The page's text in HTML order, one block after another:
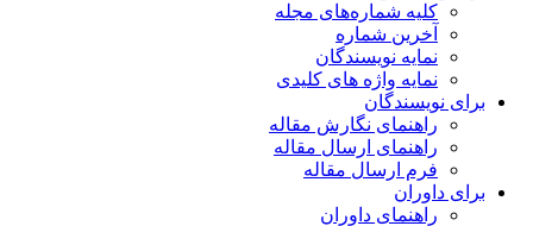
کلیه شماره‌های مجله
آخرین شماره
نمایه نویسندگان
نمایه واژه های کلیدی
برای نویسندگان
راهنمای نگارش مقاله
راهنمای ارسال مقاله
فرم ارسال مقاله
برای داوران
راهنمای داوران